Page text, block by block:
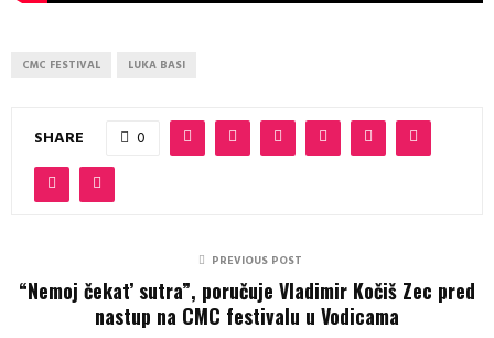
CMC FESTIVAL LUKA BASI
SHARE 0
PREVIOUS POST
“Nemoj čekat’ sutra”, poručuje Vladimir Kočiš Zec pred
nastup na CMC festivalu u Vodicama